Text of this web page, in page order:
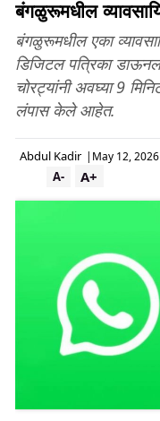
बंगळुरूमधील
बंगळुरूमधील एका
डिजिटल पत्रिका
चोरट्यांनी अवघ्या 9
लंपास केले आहेत.
Abdul Kadir | May 12,
A+
A-